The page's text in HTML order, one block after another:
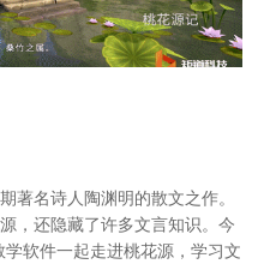
著名诗人陶渊明的散文之作。
，还隐藏了许多文言知识。今
软件一起走进桃花源，学习文